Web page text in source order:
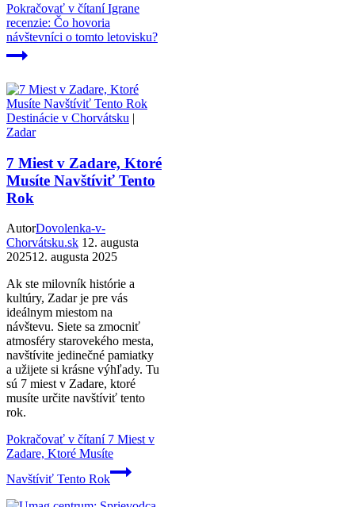
Pokračovať v čítaníIgrane
recenzie: Čo hovoria
návštevníci o tomto letovisku?
Destinácie v Chorvátsku |
Zadar
7 Miest v Zadare, Ktoré
Musíte Navštíviť Tento
Rok
AutorDovolenka-v-
Chorvátsku.sk 12. augusta
202512. augusta 2025
Ak ste milovník histórie a
kultúry, Zadar je pre vás
ideálnym miestom na
návštevu. Siete sa zmocniť
atmosféry starovekého mesta,
navštívite jedinečné pamiatky
a užijete si krásne výhľady. Tu
sú 7 miest v Zadare, ktoré
musíte určite navštíviť tento
rok.
Pokračovať v čítaní7 Miest v
Zadare, Ktoré Musíte
Navštíviť Tento Rok